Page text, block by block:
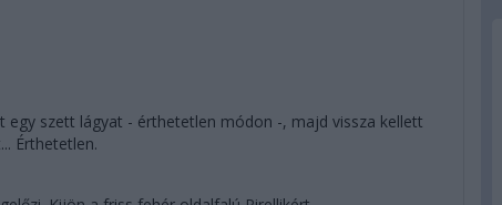
szett lágyat - érthetetlen módon -, majd vissza kellett
Érthetetlen.